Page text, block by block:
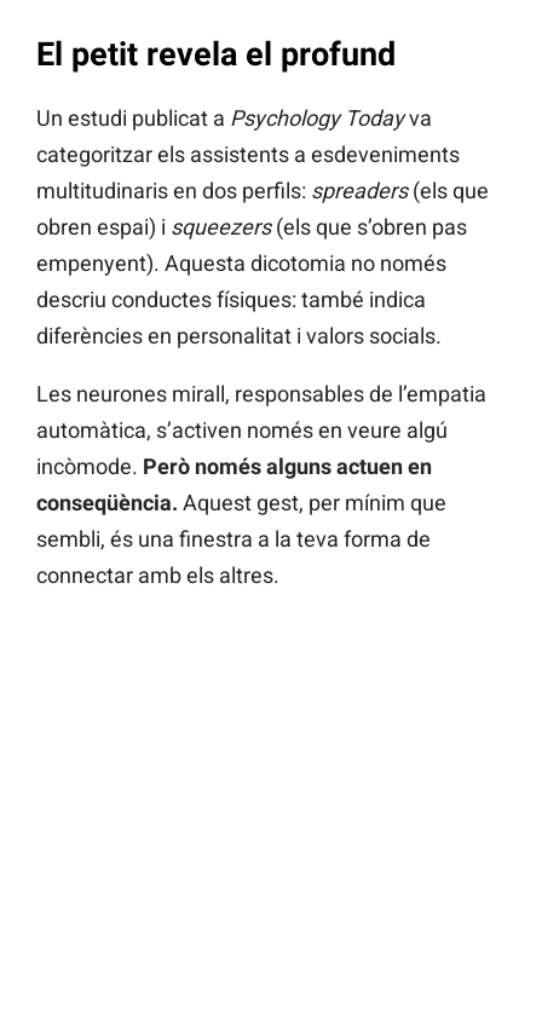
El petit revela el profund
Un estudi publicat a Psychology Todayva
categoritzar els assistents a esdeveniments
multitudinaris en dos perfils: spreaders(els que
obren espai) i squeezers(els que s’obren pas
empenyent). Aquesta dicotomia no només
descriu conductes físiques: també indica
diferències en personalitat i valors socials.
Les neurones mirall, responsables de l’empatia
automàtica, s’activen només en veure algú
incòmode. Però només alguns actuen en
conseqüència. Aquest gest, per mínim que
sembli, és una finestra a la teva forma de
connectar amb els altres.